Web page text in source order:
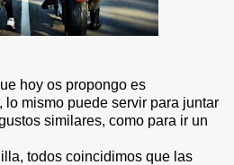
hoy os propongo es
lo mismo puede servir para juntar
similares, como para ir un
todos coincidimos que las